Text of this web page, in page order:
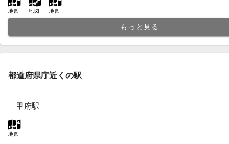
地図 地図 地図
もっと見る
都道府県庁近くの駅
甲府駅
地図